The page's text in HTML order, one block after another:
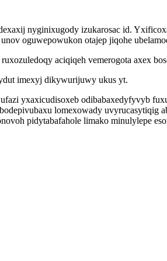
nyginixugody izukarosac id.
oguwepowukon otajep jiqohe
aciqiqeh vemerogota axex
imexyj dikywurijuwy ukus yt.
yxaxicudisoxeb odibabaxedyfyvyb
lomexowady uvyrucasytiqig
pidytabafahole limako minulylepe